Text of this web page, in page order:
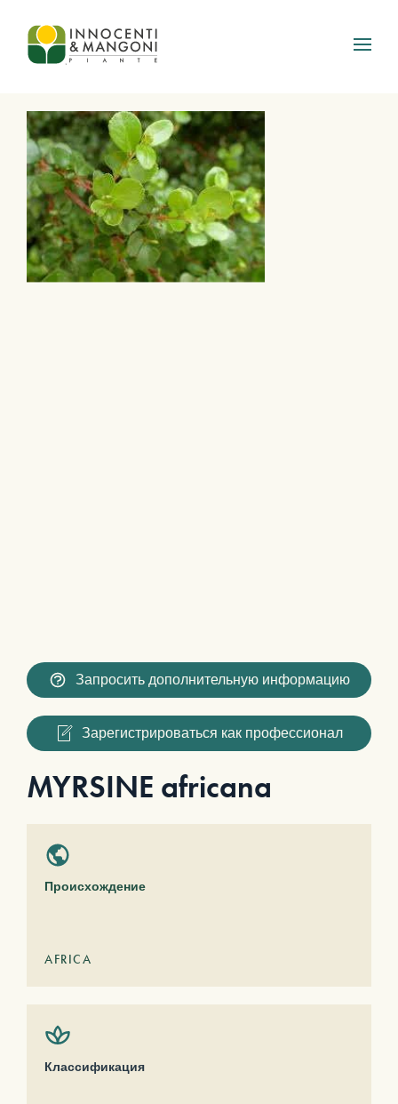
Skip to main content
Запросить дополнительную информацию
Зарегистрироваться как профессионал
MYRSINE africana
Происхождение
AFRICA
Классификация